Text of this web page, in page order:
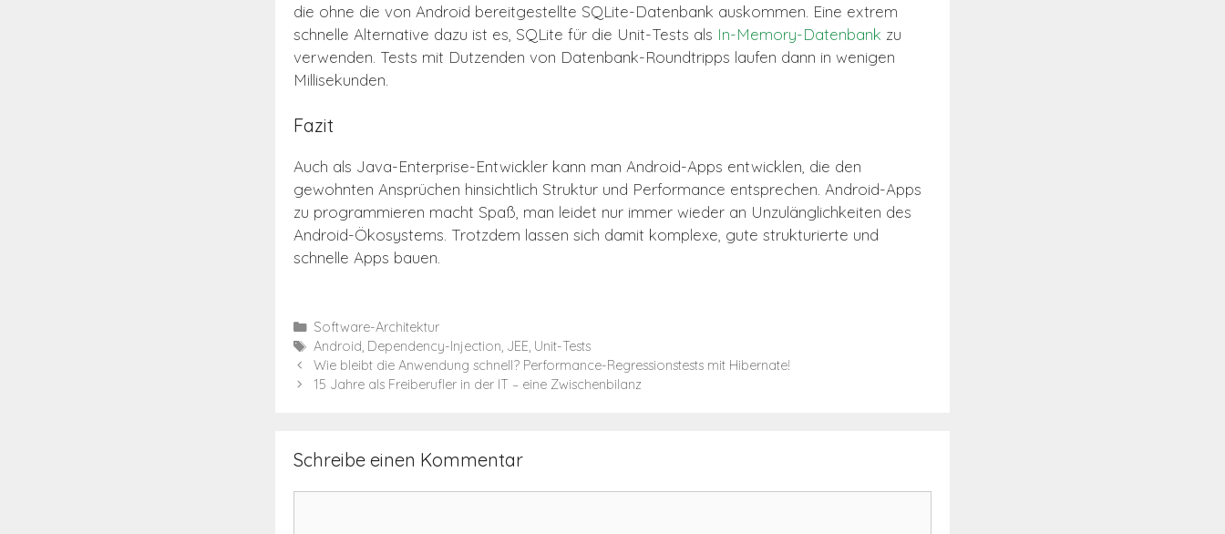
die ohne die von Android bereitgestellte SQLite-Datenbank auskommen. Eine extrem
schnelle Alternative dazu ist es, SQLite für die Unit-Tests als In-Memory-Datenbank zu
verwenden. Tests mit Dutzenden von Datenbank-Roundtripps laufen dann in wenigen
Millisekunden.
Fazit
Auch als Java-Enterprise-Entwickler kann man Android-Apps entwicklen, die den
gewohnten Ansprüchen hinsichtlich Struktur und Performance entsprechen. Android-Apps
zu programmieren macht Spaß, man leidet nur immer wieder an Unzulänglichkeiten des
Android-Ökosystems. Trotzdem lassen sich damit komplexe, gute strukturierte und
schnelle Apps bauen.
Kategorien
Software-Architektur
Schlagwörter
Android, Dependency-Injection, JEE, Unit-Tests
Wie bleibt die Anwendung schnell? Performance-Regressionstests mit Hibernate!
15 Jahre als Freiberufler in der IT – eine Zwischenbilanz
Schreibe einen Kommentar